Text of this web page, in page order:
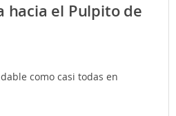
hacia el Pulpito de
como casi todas en